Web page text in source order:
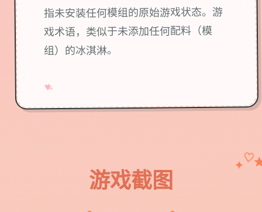
指未安装任何模组的原始游戏状态。游
戏术语，类似于未添加任何配料（模
组）的冰淇淋。
♥
✧
→
游戏截图
✦♡